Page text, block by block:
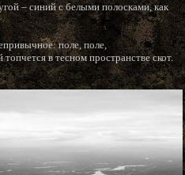
– синий с белыми полосками, как
поле, поле,
в тесном пространстве скот.